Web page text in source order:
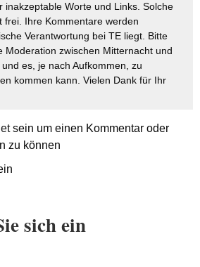
inakzeptable Worte und Links. Solche
frei. Ihre Kommentare werden
Verantwortung bei TE liegt. Bitte
Moderation zwischen Mitternacht und
es, je nach Aufkommen, zu
kommen kann. Vielen Dank für Ihr
sein um einen Kommentar oder
zu können
sich ein